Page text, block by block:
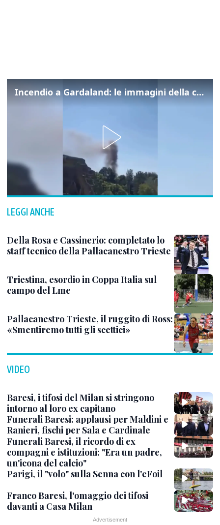
Incendio a Gardaland: le immagini della colonna di fumo
LEGGI ANCHE
Della Rosa e Cassinerio: completato lo
staff tecnico della Pallacanestro Trieste
Triestina, esordio in Coppa Italia sul
campo del Lme
Pallacanestro Trieste, il ruggito di Ross:
«Smentiremo tutti gli scettici»
VIDEO
Baresi, i tifosi del Milan si stringono
intorno al loro ex capitano
Funerali Baresi: applausi per Maldini e
Ranieri, fischi per Sala e Cardinale
Funerali Baresi, il ricordo di ex
compagni e istituzioni: "Era un padre,
un'icona del calcio"
Parigi, il "volo" sulla Senna con l'eFoil
Franco Baresi, l'omaggio dei tifosi
davanti a Casa Milan